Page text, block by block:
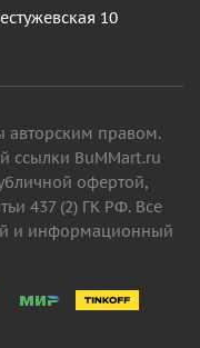
10
авторским правом.
ссылки BuMMart.ru
офертой,
437 (2) ГК РФ. Все
и информационный